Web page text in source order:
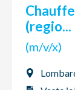
Chauffeur C plaatser signalisatie
(regio...
(m/v/x)